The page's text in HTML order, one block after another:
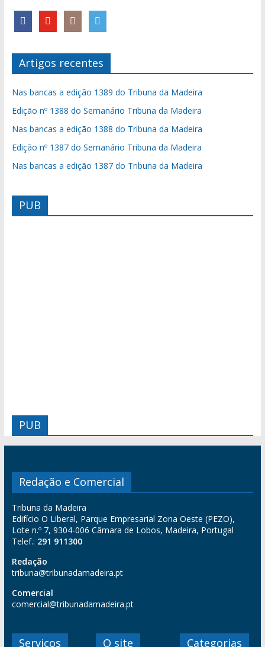
Artigos recentes
Nas bancas a edição 1389 do Tribuna da Madeira
Edição nº 1388 do Semanário Tribuna da Madeira
Nas bancas a edição 1388 do Tribuna da Madeira
Edição nº 1387 do Semanário Tribuna da Madeira
Nas bancas a edição 1387 do Tribuna da Madeira
PUB
PUB
Redação e Comercial
Tribuna da Madeira
Edifício O Liberal, Parque Empresarial Zona Oeste (PEZO),
Lote n.º 7, 9304-006 Câmara de Lobos, Madeira, Portugal
Telef.: 291 911300
Redação
tribuna@tribunadamadeira.pt
Comercial
comercial@tribunadamadeira.pt
Serviços O site Categorias